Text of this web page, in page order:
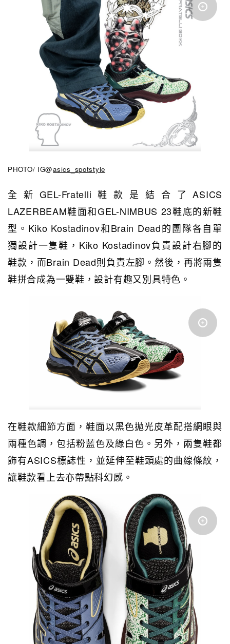
PHOTO/ IG@asics_spotstyle
全新GEL-Fratelli鞋款是結合了ASICS
LAZERBEAM鞋面和GEL-NIMBUS 23鞋底的新鞋
型。Kiko Kostadinov和Brain Dead的團隊各自單
獨設計一隻鞋，Kiko Kostadinov負責設計右腳的
鞋款，而Brain Dead則負責左腳。然後，再將兩隻
鞋拼合成為一雙鞋，設計有趣又別具特色。
在鞋款細節方面，鞋面以黑色拋光皮革配搭網眼與
兩種色調，包括粉藍色及綠白色。另外，兩隻鞋都
飾有ASICS標誌性，並延伸至鞋頭處的曲線條紋，
讓鞋款看上去亦帶點科幻感。